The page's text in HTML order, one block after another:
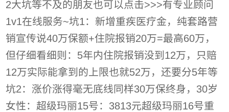
2大坑等不及的朋友也可以点击>>>有专业顾问
1v1在线服务~坑1：新增重疾医疗金，纯套路营
销宣传说40万保额+住院报销20万=最高60万，
但仔细看细则：5年内住院报销没到12万，只赔
12万实际能拿到的上限也就52万，还要分5年等
坑2：涨价涨得毫无底线同样30万保终身，30岁
女性：超级玛丽15号：3813元超级玛丽16号重